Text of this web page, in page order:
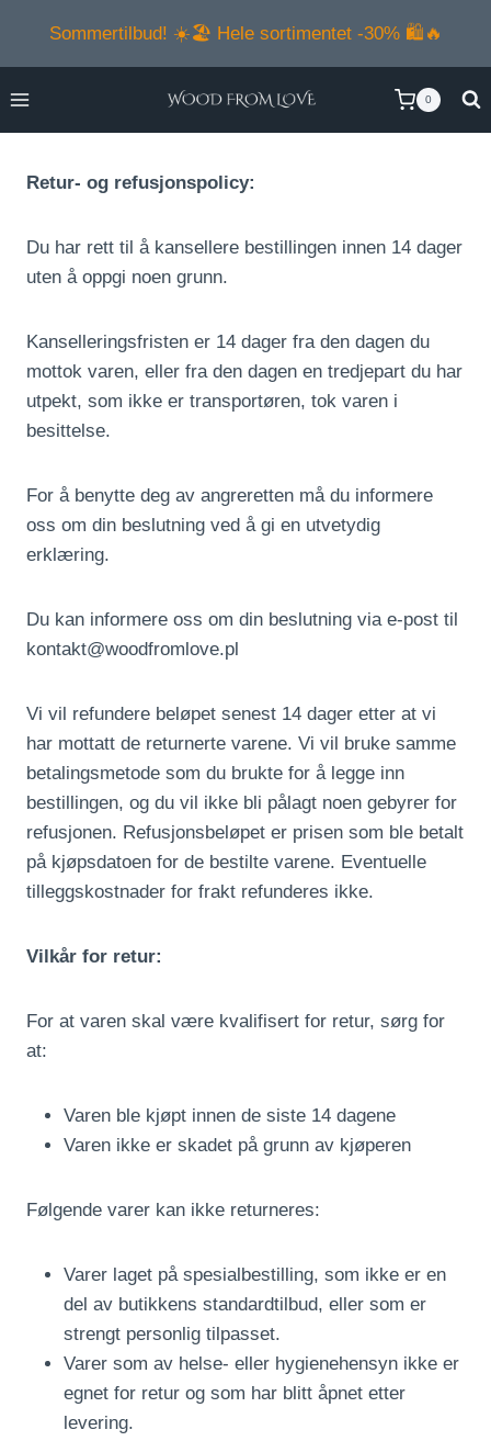
content
Sommertilbud! ☀️🏖️ Hele sortimentet -30% 🛍️🔥
0
Retur- og refusjonspolicy:
Du har rett til å kansellere bestillingen innen 14 dager
uten å oppgi noen grunn.
Kanselleringsfristen er 14 dager fra den dagen du
mottok varen, eller fra den dagen en tredjepart du har
utpekt, som ikke er transportøren, tok varen i
besittelse.
For å benytte deg av angreretten må du informere
oss om din beslutning ved å gi en utvetydig
erklæring.
Du kan informere oss om din beslutning via e-post til
kontakt@woodfromlove.pl
Vi vil refundere beløpet senest 14 dager etter at vi
har mottatt de returnerte varene. Vi vil bruke samme
betalingsmetode som du brukte for å legge inn
bestillingen, og du vil ikke bli pålagt noen gebyrer for
refusjonen. Refusjonsbeløpet er prisen som ble betalt
på kjøpsdatoen for de bestilte varene. Eventuelle
tilleggskostnader for frakt refunderes ikke.
Vilkår for retur:
For at varen skal være kvalifisert for retur, sørg for
at:
Varen ble kjøpt innen de siste 14 dagene
Varen ikke er skadet på grunn av kjøperen
Følgende varer kan ikke returneres:
Varer laget på spesialbestilling, som ikke er en
del av butikkens standardtilbud, eller som er
strengt personlig tilpasset.
Varer som av helse- eller hygienehensyn ikke er
egnet for retur og som har blitt åpnet etter
levering.